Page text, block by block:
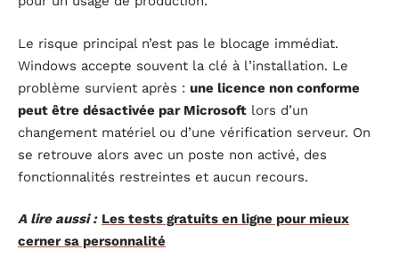
Le risque principal n’est pas le blocage immédiat.
Windows accepte souvent la clé à l’installation. Le
problème survient après : une licence non conforme
peut être désactivée par Microsoft lors d’un
changement matériel ou d’une vérification serveur. On
se retrouve alors avec un poste non activé, des
fonctionnalités restreintes et aucun recours.
A lire aussi : Les tests gratuits en ligne pour mieux
cerner sa personnalité